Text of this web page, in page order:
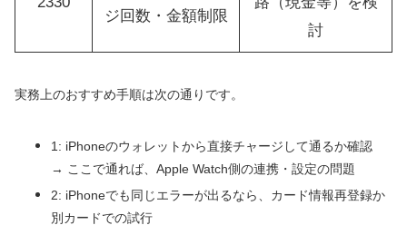
ジ回数・金額制限
討
実務上のおすすめ手順は次の通りです。
1: iPhoneのウォレットから直接チャージして通るか確認
→ ここで通れば、Apple Watch側の連携・設定の問題
2: iPhoneでも同じエラーが出るなら、カード情報再登録か
別カードでの試行